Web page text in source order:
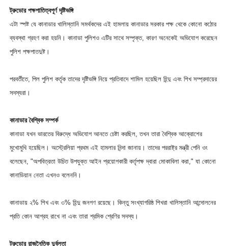
ট্রুডোর পক্ষপাতিত্বপূর্ণ দৃষ্টিভঙ্গি
এটা স্পষ্ট যে কানাডার খালিস্তানি সমর্থকদের এই হামলায় কানাডার সরকার পক্ষ থেকে কোনো কঠোর
ব্যবস্থা গ্রহণ করা হয়নি। কানাডা পুলিশও এটির সাথে সম্পৃক্ত, কারণ অনেকেই অভিযোগ করেছেন
পুলিশ পক্ষপাতদুষ্ট।
পরবর্তীতে, পিল পুলিশ কর্তৃক তাদের দৃষ্টিভঙ্গি নিয়ে প্রতিবাদে শামিল হয়েছিল হিন্দু এবং শিখ সম্প্রদায়ের
সদস্যরা।
কানাডার বৈশ্বিক সম্পর্ক
কানাডা যখন ভারতের বিরুদ্ধে অভিযোগ আনতে চেষ্টা করছিল, তখন তারা বৈশ্বিক আক্রোশের
মুখোমুখি হয়েছিল। অস্ট্রেলিয়া প্রথম এই হামলার নিন্দা জানায়। তাদের পররাষ্ট্র মন্ত্রী পেনি ওং
বলেছেন, "অপবিত্রতা উচিত উপযুক্ত আইন প্রয়োগকারী কর্তৃপক্ষ দ্বারা মোকাবিলা করা," যা কোনো
কানাডিয়ান নেতা এখনও বলেননি।
কানাডায় ২% শিখ এবং ৩% হিন্দু জনগণ রয়েছে। কিন্তু সংখ্যাগরিষ্ঠ শিখরা খালিস্তানি আন্দোলনের
প্রতি কোন আগ্রহ রাখে না এবং তারা শ্রমিক শ্রেণির সদস্য।
ট্রুডোর রাজনৈতিক দুর্বলতা